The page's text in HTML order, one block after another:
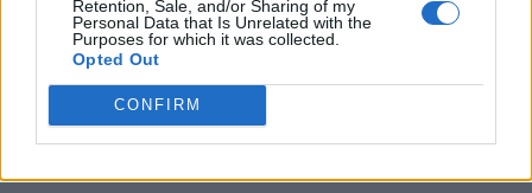
Retention, Sale, and/or Sharing of my
Personal Data that Is Unrelated with the
Purposes for which it was collected.
Opted Out
CONFIRM
VIDEO. O mare victorie a democrației:
Alianța Dreapta Unită poate candida...
Grigore Cartianu - marți, 19 martie 2024 6